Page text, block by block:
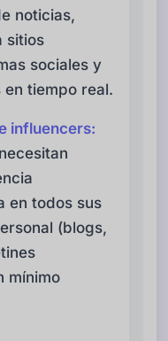
noticias,
sitios
sociales y
tiempo real.
influencers:
en todos sus
(blogs,
mínimo